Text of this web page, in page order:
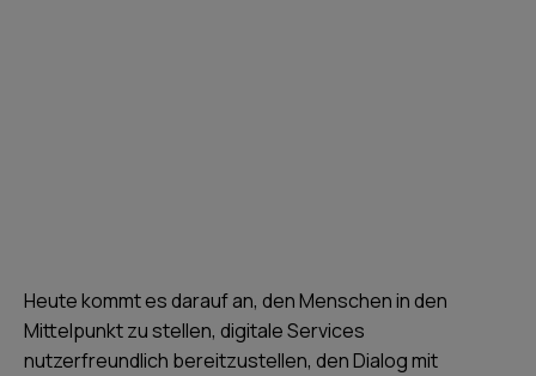
Heute kommt es darauf an, den Menschen in den
Mittelpunkt zu stellen, digitale Services
nutzerfreundlich bereitzustellen, den Dialog mit